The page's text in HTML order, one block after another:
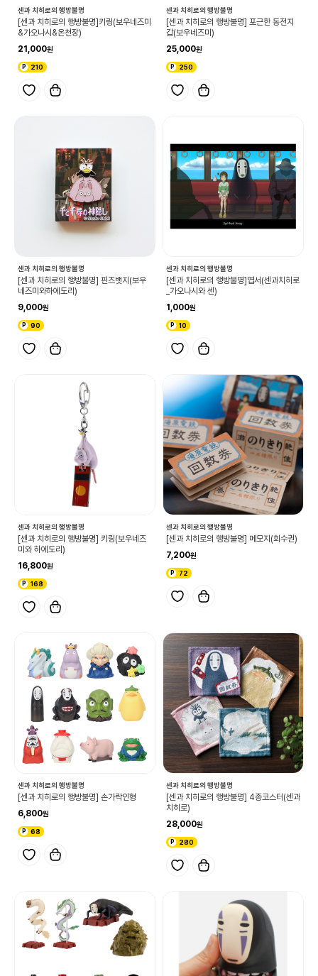
센과 치히로의 행방불명
[센과 치히로의 행방불명]키링(보우네즈미
&가오나시&온천장)
21,000
210
센과 치히로의 행방불명
[센과 치히로의 행방불명] 포근한 동전지
갑(보우네즈미)
25,000
250
센과 치히로의 행방불명
[센과 치히로의 행방불명] 핀즈뱃지(보우
네즈미와하에도리)
9,000
90
센과 치히로의 행방불명
[센과 치히로의 행방불명]엽서(센과치히로
_가오나시와 센)
1,000
10
센과 치히로의 행방불명
[센과 치히로의 행방불명] 키링(보우네즈
미와 하에도리)
16,800
168
센과 치히로의 행방불명
[센과 치히로의 행방불명] 메모지(회수권)
7,200
72
센과 치히로의 행방불명
[센과 치히로의 행방불명] 손가락인형
6,800
68
센과 치히로의 행방불명
[센과 치히로의 행방불명] 4종코스터(센과
치히로)
28,000
280